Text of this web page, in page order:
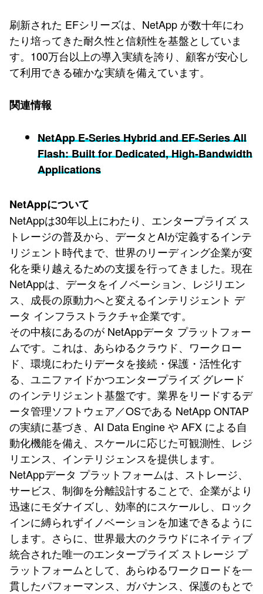
刷新された EFシリーズは、NetApp が数十年にわ
たり培ってきた耐久性と信頼性を基盤としていま
す。100万台以上の導入実績を誇り、顧客が安心し
て利用できる確かな実績を備えています。
関連情報
NetApp E-Series Hybrid and EF-Series All
Flash: Built for Dedicated, High-Bandwidth
Applications
NetAppについて
NetAppは30年以上にわたり、エンタープライズ ス
トレージの普及から、データとAIが定義するインテ
リジェント時代まで、世界のリーディング企業が変
化を乗り越えるための支援を行ってきました。現在
NetAppは、データをイノベーション、レジリエン
ス、成長の原動力へと変えるインテリジェント デ
ータ インフラストラクチャ企業です。
その中核にあるのが NetAppデータ プラットフォー
ムです。これは、あらゆるクラウド、ワークロー
ド、環境にわたりデータを接続・保護・活性化す
る、ユニファイドかつエンタープライズ グレード
のインテリジェント基盤です。業界をリードするデ
ータ管理ソフトウェア／OSである NetApp ONTAP
の実績に基づき、AI Data Engine や AFX による自
動化機能を備え、スケールに応じた可観測性、レジ
リエンス、インテリジェンスを提供します。
NetAppデータ プラットフォームは、ストレージ、
サービス、制御を分離設計することで、企業がより
迅速にモダナイズし、効率的にスケールし、ロック
インに縛られずイノベーションを加速できるように
します。さらに、世界最大のクラウドにネイティブ
統合された唯一のエンタープライズ ストレージ プ
ラットフォームとして、あらゆるワークロードを一
貫したパフォーマンス、ガバナンス、保護のもとで